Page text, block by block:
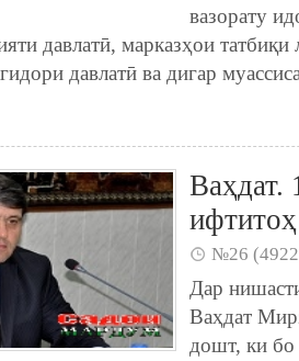
вазорату
давлатӣ, марказҳои
давлатӣ ва дигар
Ваҳдат.
№26
Дар
Ваҳдат
дошт, ки бо